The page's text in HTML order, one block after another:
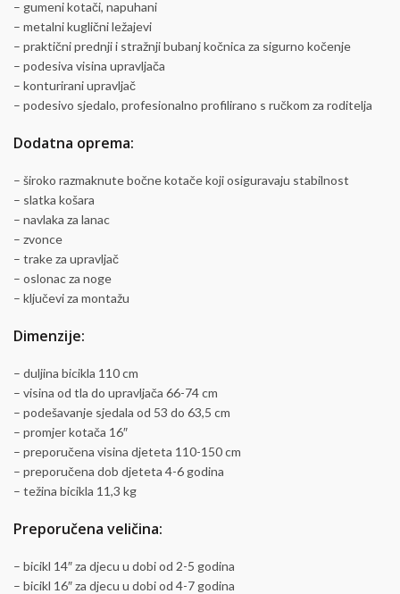
– gumeni kotači, napuhani
– metalni kuglični ležajevi
– praktični prednji i stražnji bubanj kočnica za sigurno kočenje
– podesiva visina upravljača
– konturirani upravljač
– podesivo sjedalo, profesionalno profilirano s ručkom za roditelja
Dodatna oprema:
– široko razmaknute bočne kotače koji osiguravaju stabilnost
– slatka košara
– navlaka za lanac
– zvonce
– trake za upravljač
– oslonac za noge
– ključevi za montažu
Dimenzije:
– duljina bicikla 110 cm
– visina od tla do upravljača 66-74 cm
– podešavanje sjedala od 53 do 63,5 cm
– promjer kotača 16″
– preporučena visina djeteta 110-150 cm
– preporučena dob djeteta 4-6 godina
– težina bicikla 11,3 kg
Preporučena veličina:
– bicikl 14″ za djecu u dobi od 2-5 godina
– bicikl 16″ za djecu u dobi od 4-7 godina